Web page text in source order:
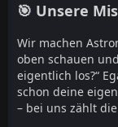
🎯 Unsere
Wir machen
oben schauen
eigentlich los?“
schon deine
– bei uns zählt